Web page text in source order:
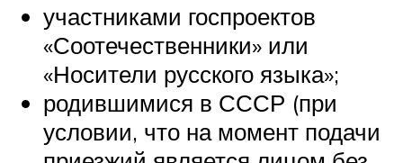
участниками госпроектов
«Соотечественники» или
«Носители русского языка»;
родившимися в СССР (при
условии, что на момент подачи